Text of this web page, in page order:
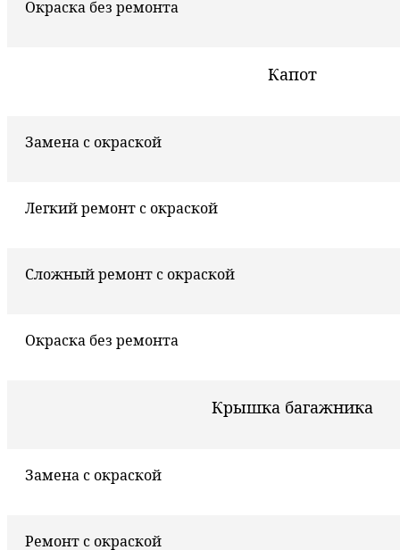
Окраска без ремонта
Капот
Замена с окраской
Легкий ремонт с окраской
Сложный ремонт с окраской
Окраска без ремонта
Крышка багажника
Замена с окраской
Ремонт с окраской